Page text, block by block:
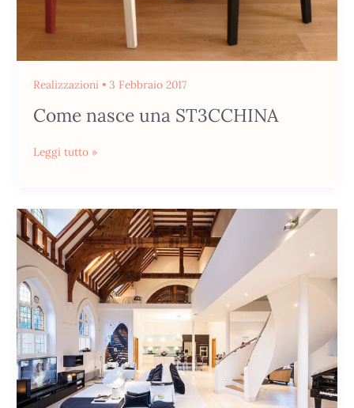
Realizzazioni• 3 Febbraio 2017
Come nasce una ST3CCHINA
Leggi tutto »
Una
vecchia
chiesa
trasformata
in
un
appartamento
di
lusso